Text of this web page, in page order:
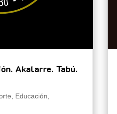
Akalarre. Tabú.
Educación